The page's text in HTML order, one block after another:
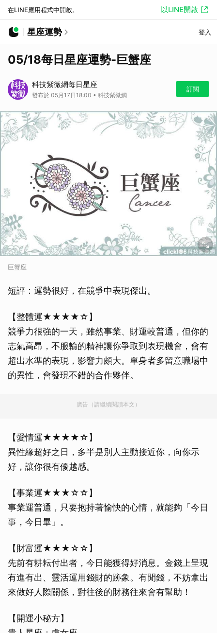
在LINE應用程式中開啟。 以LINE開啟
星座運勢 登入
05/18每日星座運勢-巨蟹座
科技紫微網每日星座
發布於 05月17日18:00 • 科技紫微網
訂閱
巨蟹座
短評：運勢很好，在競爭中表現傑出。
【整體運★★★★☆】
競爭力很強的一天，雖然事業、財運較普通，但你的
志氣高昂，不服輸的精神讓你爭取到表現機會，會有
超出水準的表現，影響力頗大。單身者多留意職場中
的異性，會發現不錯的合作夥伴。
廣告（請繼續閱讀本文）
【愛情運★★★★☆】
異性緣超好之日，多半是別人主動接近你，向你示
好，讓你很有優越感。
【事業運★★★☆☆】
事業運普通，只要抱持著愉快的心情，就能夠「今日
事，今日畢」。
【財富運★★★☆☆】
先前有耕耘付出者，今日能獲得好消息。金錢上呈現
有進有出、靈活運用錢財的跡象。有閒錢，不妨拿出
來做好人際關係，對往後的財務往來會有幫助！
【開運小秘方】